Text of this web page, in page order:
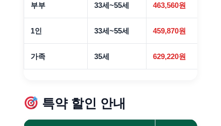
부부 33세~55세 463,560원
1인 33세~55세 459,870원
가족 35세 629,220원
특약 할인 안내